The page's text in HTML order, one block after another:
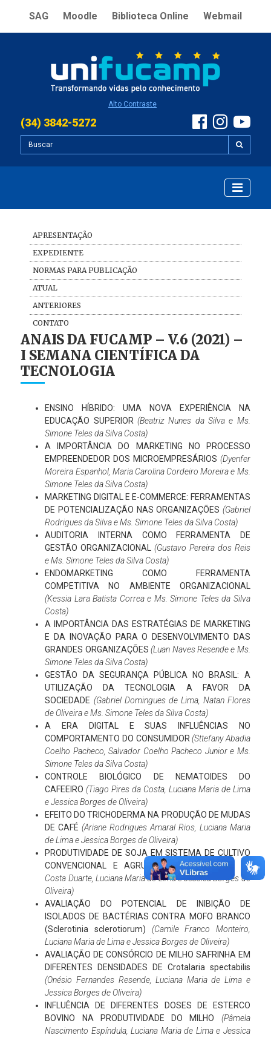
SAG Moodle Biblioteca Online Webmail
Alto Contraste
(34) 3842-5272
APRESENTAÇÃO
EXPEDIENTE
NORMAS PARA PUBLICAÇÃO
ATUAL
ANTERIORES
CONTATO
ANAIS DA FUCAMP – V.6 (2021) –
I SEMANA CIENTÍFICA DA
TECNOLOGIA
ENSINO HÍBRIDO: UMA NOVA EXPERIÊNCIA NA
EDUCAÇÃO SUPERIOR(Beatriz Nunes da Silva e Ms.
Simone Teles da Silva Costa)
A IMPORTÂNCIA DO MARKETING NO PROCESSO
EMPREENDEDOR DOS MICROEMPRESÁRIOS (Dyenfer
Moreira Espanhol, Maria Carolina Cordeiro Moreira e Ms.
Simone Teles da Silva Costa)
MARKETING DIGITAL E E-COMMERCE: FERRAMENTAS
DE POTENCIALIZAÇÃO NAS ORGANIZAÇÕES (Gabriel
Rodrigues da Silva e Ms. Simone Teles da Silva Costa)
AUDITORIA INTERNA COMO FERRAMENTA DE
GESTÃO ORGANIZACIONAL(Gustavo Pereira dos Reis
e Ms. Simone Teles da Silva Costa)
ENDOMARKETING COMO FERRAMENTA
COMPETITIVA NO AMBIENTE ORGANIZACIONAL
(Kessia Lara Batista Correa e Ms. Simone Teles da Silva
Costa)
A IMPORTÂNCIA DAS ESTRATÉGIAS DE MARKETING
E DA INOVAÇÃO PARA O DESENVOLVIMENTO DAS
GRANDES ORGANIZAÇÕES(Luan Naves Resende e Ms.
Simone Teles da Silva Costa)
GESTÃO DA SEGURANÇA PÚBLICA NO BRASIL: A
UTILIZAÇÃO DA TECNOLOGIA A FAVOR DA
SOCIEDADE (Gabriel Domingues de Lima, Natan Flores
de Oliveira e Ms. Simone Teles da Silva Costa)
A ERA DIGITAL E SUAS INFLUÊNCIAS NO
COMPORTAMENTO DO CONSUMIDOR(Sttefany Abadia
Coelho Pacheco, Salvador Coelho Pacheco Junior e Ms.
Simone Teles da Silva Costa)
CONTROLE BIOLÓGICO DE NEMATOIDES DO
CAFEEIRO (Tiago Pires da Costa, Luciana Maria de Lima
e Jessica Borges de Oliveira)
EFEITO DO TRICHODERMA NA PRODUÇÃO DE MUDAS
DE CAFÉ (Ariane Rodrigues Amaral Rios, Luciana Maria
de Lima e Jessica Borges de Oliveira)
PRODUTIVIDADE DE SOJA EM SISTEMA DE CULTIVO
CONVENCIONAL E AGRUPADO
(Arthur Pinheiro da
Costa Duarte, Luciana Maria de Lima e Jessica Borges de
Oliveira)
AVALIAÇÃO DO POTENCIAL DE INIBIÇÃO DE
ISOLADOS DE BACTÉRIAS CONTRA MOFO BRANCO
(Sclerotinia sclerotiorum)
(Camile Franco Monteiro,
Luciana Maria de Lima e Jessica Borges de Oliveira)
AVALIAÇÃO DE CONSÓRCIO DE MILHO SAFRINHA EM
DIFERENTES DENSIDADES DE Crotalaria spectabilis
(Onésio Fernandes Resende, Luciana Maria de Lima e
Jessica Borges de Oliveira)
INFLUÊNCIA DE DIFERENTES DOSES DE ESTERCO
BOVINO NA PRODUTIVIDADE DO MILHO
(Pâmela
Nascimento Espíndula, Luciana Maria de Lima e Jessica